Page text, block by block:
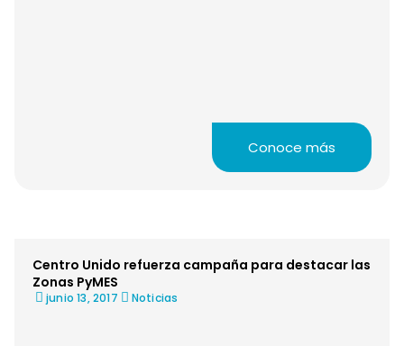
Conoce más
Centro Unido refuerza campaña para destacar las
Zonas PyMES
junio 13, 2017 Noticias